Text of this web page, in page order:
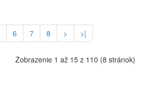
6 7 8 > >|
Zobrazenie 1 až 15 z 110 (8 stránok)